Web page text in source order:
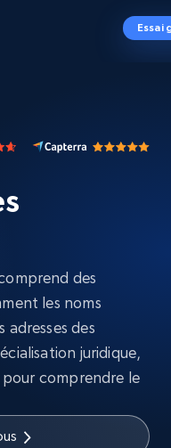
Essai
des
les noms
des
juridique,
comprendre le